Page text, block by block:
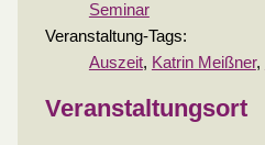
Seminar
Veranstaltung-Tags:
Auszeit, Katrin Meißner,
Veranstaltungsort